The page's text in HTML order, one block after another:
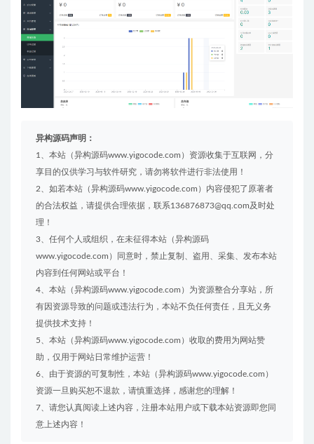
异构源码声明：
1、本站（异构源码www.yigocode.com）资源收集于互联网，分
享目的仅供学习与软件研究，请勿将软件进行非法使用！
2、如若本站（异构源码www.yigocode.com）内容侵犯了原著者
的合法权益，请提供合理依据，联系136876873@qq.com及时处
理！
3、任何个人或组织，在未征得本站（异构源码
www.yigocode.com）同意时，禁止复制、盗用、采集、发布本站
内容到任何网站或平台！
4、本站（异构源码www.yigocode.com）为资源整合分享站，所
有因资源导致的问题或违法行为，本站不负任何责任，且无义务
提供技术支持！
5、本站（异构源码www.yigocode.com）收取的费用为网站赞
助，仅用于网站日常维护运营！
6、由于资源的可复制性，本站（异构源码www.yigocode.com）
资源一旦购买恕不退款，请慎重选择，感谢您的理解！
7、请您认真阅读上述内容，注册本站用户或下载本站资源即您同
意上述内容！